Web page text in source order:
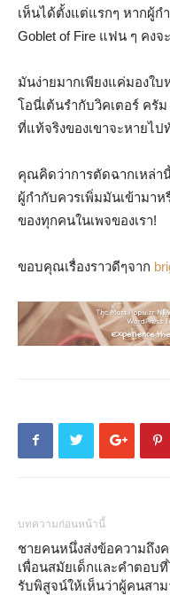
เห็นได้ตั้งแต่แรกๆ หากผู้ก
Goblet of Fire แฟน ๆ คงจ
มันง่ายมากเพียงแค่มองใบ
โอนี่เต้นรำกับวิคเตอร์ ครั
ที่แท้จริงของเขาจะหายไป
คุณคิดว่าการตัดฉากเหล่า
ผู้กำกับควรเพิ่มมันเข้ามา
ของทุกคนในเพจของเรา!
ขอบคุณเรื่องราวดีๆจาก
บทความก่อนหน้านี้
ชายคนหนึ่งส่งข้อความถึง
เพื่อนสมัยเด็กและคำตอบ
รับพิสูจน์ให้เห็นว่าผู้คนสาม